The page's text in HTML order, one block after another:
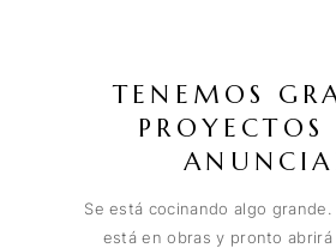
TENEMOS
PROYECTOS
Se está cocinando algo
está en obras y pronto abrirá